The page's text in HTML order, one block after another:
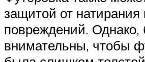
защитой от натирания
повреждений. Однако,
внимательны, чтобы